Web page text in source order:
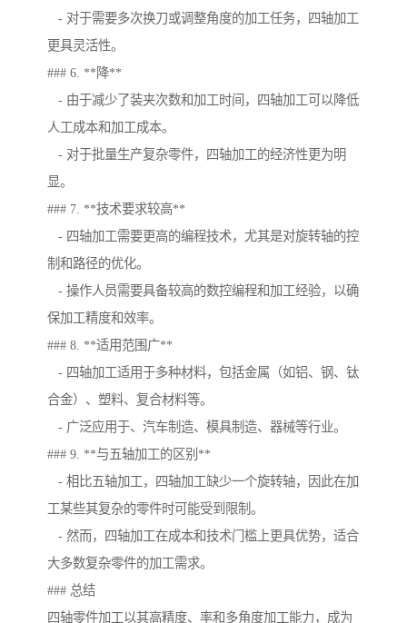
- 对于需要多次换刀或调整角度的加工任务，四轴加工
更具灵活性。
### 6. **降**
- 由于减少了装夹次数和加工时间，四轴加工可以降低
人工成本和加工成本。
- 对于批量生产复杂零件，四轴加工的经济性更为明
显。
### 7. **技术要求较高**
- 四轴加工需要更高的编程技术，尤其是对旋转轴的控
制和路径的优化。
- 操作人员需要具备较高的数控编程和加工经验，以确
保加工精度和效率。
### 8. **适用范围广**
- 四轴加工适用于多种材料，包括金属（如铝、钢、钛
合金）、塑料、复合材料等。
- 广泛应用于、汽车制造、模具制造、器械等行业。
### 9. **与五轴加工的区别**
- 相比五轴加工，四轴加工缺少一个旋转轴，因此在加
工某些其复杂的零件时可能受到限制。
- 然而，四轴加工在成本和技术门槛上更具优势，适合
大多数复杂零件的加工需求。
### 总结
四轴零件加工以其高精度、率和多角度加工能力，成为